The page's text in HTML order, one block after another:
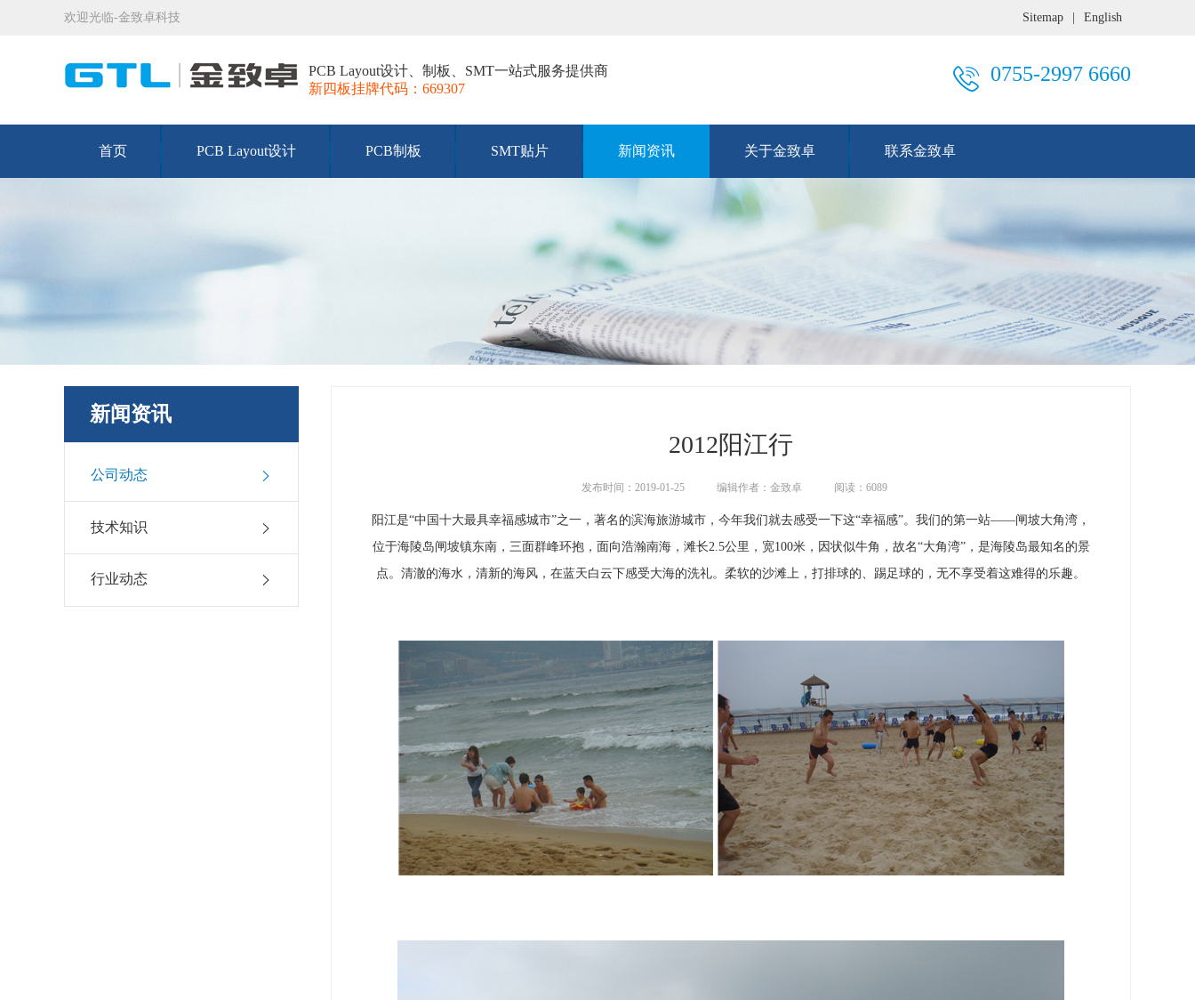
欢迎光临-金致卓科技 Sitemap English
PCB Layout设计、制板、SMT一站式服务提供商
新四板挂牌代码：669307
0755-2997 6660
首页 PCB Layout设计 PCB制板 SMT贴片 新闻资讯 关于金致卓 联系金致卓
2012阳江行
发布时间：2019-01-25 编辑作者：金致卓 阅读：6089
阳江是“中国十大最具幸福感城市”之一，著名的滨海旅游城市，今年我们就去感受一下这“幸福感”。我们的第一站——闸坡大角湾，
位于海陵岛闸坡镇东南，三面群峰环抱，面向浩瀚南海，滩长2.5公里，宽100米，因状似牛角，故名“大角湾”，是海陵岛最知名的景
点。清澈的海水，清新的海风，在蓝天白云下感受大海的洗礼。柔软的沙滩上，打排球的、踢足球的，无不享受着这难得的乐趣。
新闻资讯
公司动态
技术知识
行业动态